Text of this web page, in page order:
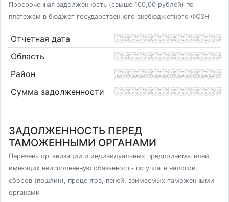
Просроченная задолженность (свыше 100,00 рублей) по
платежам в бюджет государственного внебюджетного ФСЗН
Отчетная дата
Область
Район
Сумма задолженности
ЗАДОЛЖЕННОСТЬ ПЕРЕД
ТАМОЖЕННЫМИ ОРГАНАМИ
Перечень организаций и индивидуальных предпринимателей,
имеющих неисполненную обязанность по уплате налогов,
сборов (пошлин), процентов, пеней, взимаемых таможенными
органами